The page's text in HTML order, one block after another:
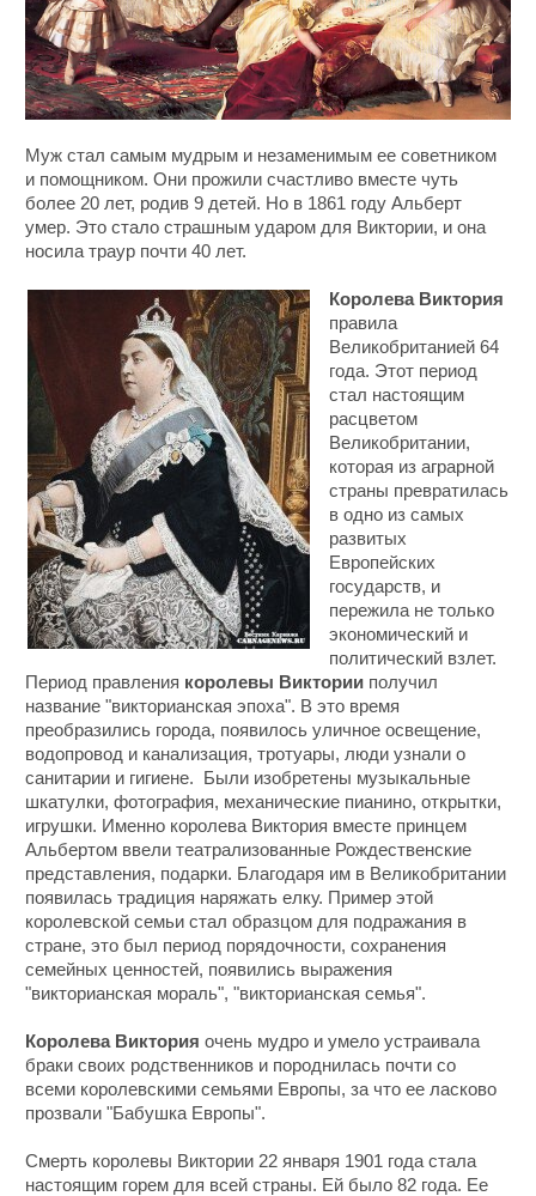
Муж стал самым мудрым и незаменимым ее советником
и помощником. Они прожили счастливо вместе чуть
более 20 лет, родив 9 детей. Но в 1861 году Альберт
умер. Это стало страшным ударом для Виктории, и она
носила траур почти 40 лет.
Королева Виктория
правила
Великобританией 64
года. Этот период
стал настоящим
расцветом
Великобритании,
которая из аграрной
страны превратилась
в одно из самых
развитых
Европейских
государств, и
пережила не только
экономический и
политический взлет.
Период правления королевы Виктории получил
название "викторианская эпоха". В это время
преобразились города, появилось уличное освещение,
водопровод и канализация, тротуары, люди узнали о
санитарии и гигиене. Были изобретены музыкальные
шкатулки, фотография, механические пианино, открытки,
игрушки. Именно королева Виктория вместе принцем
Альбертом ввели театрализованные Рождественские
представления, подарки. Благодаря им в Великобритании
появилась традиция наряжать елку. Пример этой
королевской семьи стал образцом для подражания в
стране, это был период порядочности, сохранения
семейных ценностей, появились выражения
"викторианская мораль", "викторианская семья".
Королева Виктория очень мудро и умело устраивала
браки своих родственников и породнилась почти со
всеми королевскими семьями Европы, за что ее ласково
прозвали "Бабушка Европы".
Смерть королевы Виктории 22 января 1901 года стала
настоящим горем для всей страны. Ей было 82 года. Ее